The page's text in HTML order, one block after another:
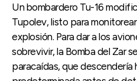
Un bombardero Tu-16
Tupolev, listo para
explosión. Para dar a los
sobrevivir, la Bomba del Zar
paracaídas, que descendería